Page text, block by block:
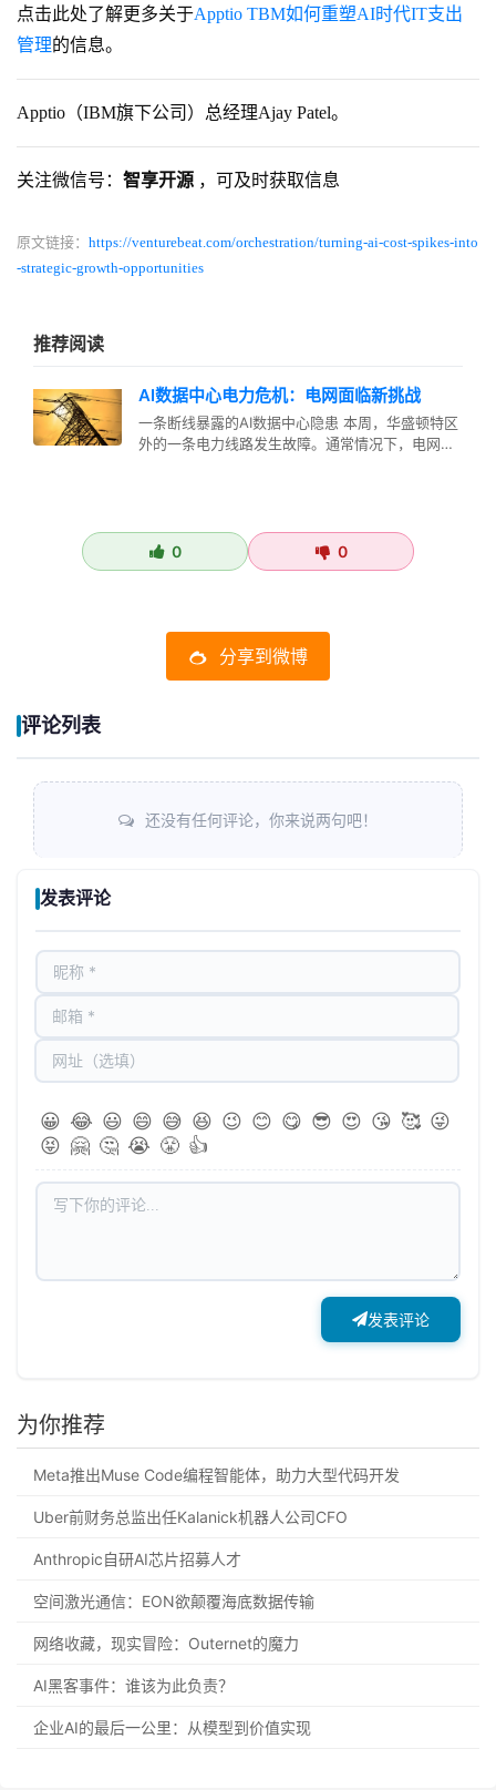
点击此处了解更多关于Apptio TBM如何重塑AI时代IT支出
管理的信息。
Apptio（IBM旗下公司）总经理Ajay Patel。
关注微信号： 智享开源 ，可及时获取信息
原文链接： https://venturebeat.com/orchestration/turning-ai-cost-spikes-into
-strategic-growth-opportunities
推荐阅读
AI数据中心电力危机：电网面临新挑战
一条断线暴露的AI数据中心隐患 本周，华盛顿特区
外的一条电力线路发生故障。通常情况下，电网仅
0 0
分享到微博
评论列表
还没有任何评论，你来说两句吧！
发表评论
😀 😂 😃 😄 😅 😆 😉 😊 😋 😎 😍 😘 🥰 😜
😝 🤗 🤔 😭 😤 👍
发表评论
为你推荐
Meta推出Muse Code编程智能体，助力大型代码开发
Uber前财务总监出任Kalanick机器人公司CFO
Anthropic自研AI芯片招募人才
空间激光通信：EON欲颠覆海底数据传输
网络收藏，现实冒险：Outernet的魔力
AI黑客事件：谁该为此负责？
企业AI的最后一公里：从模型到价值实现